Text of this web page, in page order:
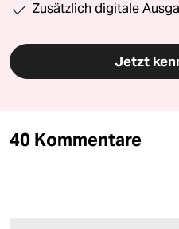
Zusätzlich digitale
Jetzt
40 Kommentare